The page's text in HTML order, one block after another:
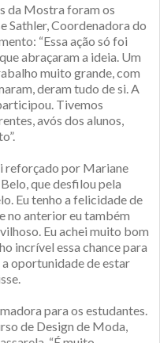
da Mostra foram os
Sathler, Coordenadora do
“Essa ação só foi
abraçaram a ideia. Um
muito grande, com
deram tudo de si. A
Tivemos
avós dos alunos,
reforçado por Mariane
que desfilou pela
Eu tenho a felicidade de
no anterior eu também
Eu achei muito bom
incrível essa chance para
oportunidade de estar
para os estudantes.
de Design de Moda,